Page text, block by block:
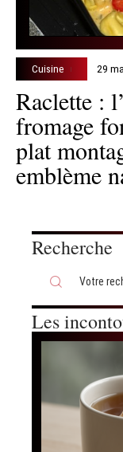
Cuisine 29
Raclette :
fromage
plat
emblème
Recherche
Les